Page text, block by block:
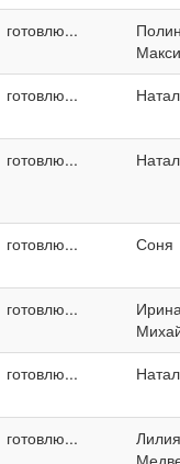
готовлю...
готовлю...
готовлю...
готовлю... Соня
готовлю...
готовлю...
готовлю...
Лилия